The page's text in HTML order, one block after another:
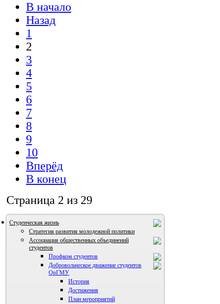
В начало
Назад
1
2
3
4
5
6
7
8
9
10
Вперёд
В конец
Страница 2 из 29
Студенческая жизнь
Стратегия развития молодежной политики
Ассоциация общественных объединений
студентов
Профком студентов
Добровольческое движение студентов
ОрГМУ
История
Достижения
План мероприятий